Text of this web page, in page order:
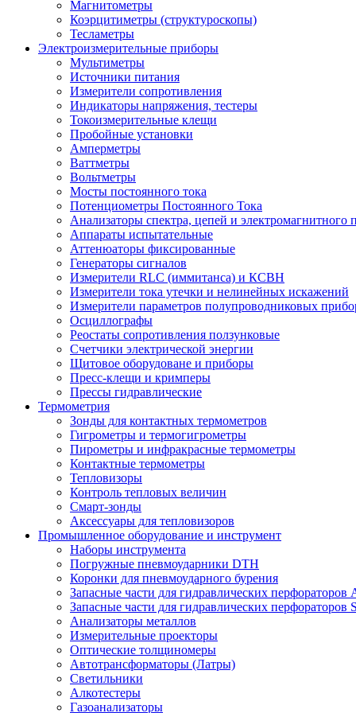
Магнитометры
Коэрцитиметры (структуроскопы)
Тесламетры
Электроизмерительные приборы
Мультиметры
Источники питания
Измерители сопротивления
Индикаторы напряжения, тестеры
Токоизмерительные клещи
Пробойные установки
Амперметры
Ваттметры
Вольтметры
Мосты постоянного тока
Потенциометры Постоянного Тока
Анализаторы спектра, цепей и электромагнитного
Аппараты испытательные
Аттенюаторы фиксированные
Генераторы сигналов
Измерители RLC (иммитанса) и КСВН
Измерители тока утечки и нелинейных искажений
Измерители параметров полупроводниковых
Осциллографы
Реостаты сопротивления ползунковые
Счетчики электрической энергии
Щитовое оборудоване и приборы
Пресс-клещи и кримперы
Прессы гидравлические
Термометрия
Зонды для контактных термометров
Гигрометры и термогигрометры
Пирометры и инфракрасные термометры
Контактные термометры
Тепловизоры
Контроль тепловых величин
Смарт-зонды
Аксессуары для тепловизоров
Промышленное оборудование и инструмент
Наборы инструмента
Погружные пневмоударники DTH
Коронки для пневмоударного бурения
Запасные части для гидравлических перфораторов
Запасные части для гидравлических перфораторов
Анализаторы металлов
Измерительные проекторы
Оптические толщиномеры
Автотрансформаторы (Латры)
Светильники
Алкотестеры
Газоанализаторы